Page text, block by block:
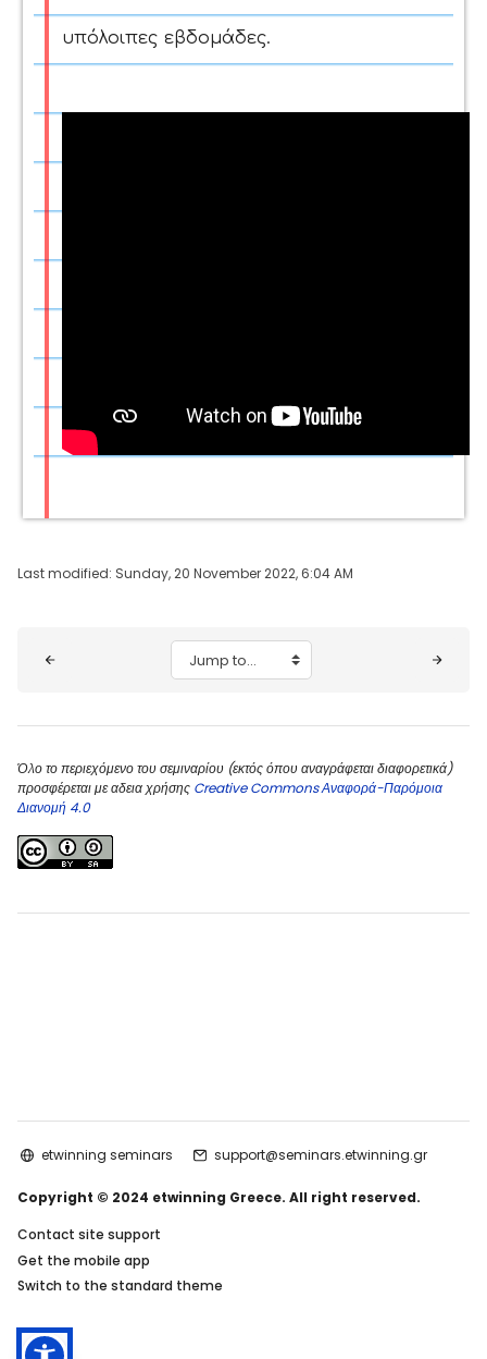
υπόλοιπες εβδομάδες.
Last modified: Sunday, 20 November 2022, 6:04 AM
Jump to...
Όλο το περιεχόμενο του σεμιναρίου (εκτός όπου αναγράφεται διαφορετικά)
προσφέρεται με αδεια χρήσης Creative Commons Αναφορά-Παρόμοια
Διανομή 4.0
etwinning seminars support@seminars.etwinning.gr
Copyright © 2024 etwinning Greece. All right reserved.
Contact site support
Get the mobile app
Switch to the standard theme